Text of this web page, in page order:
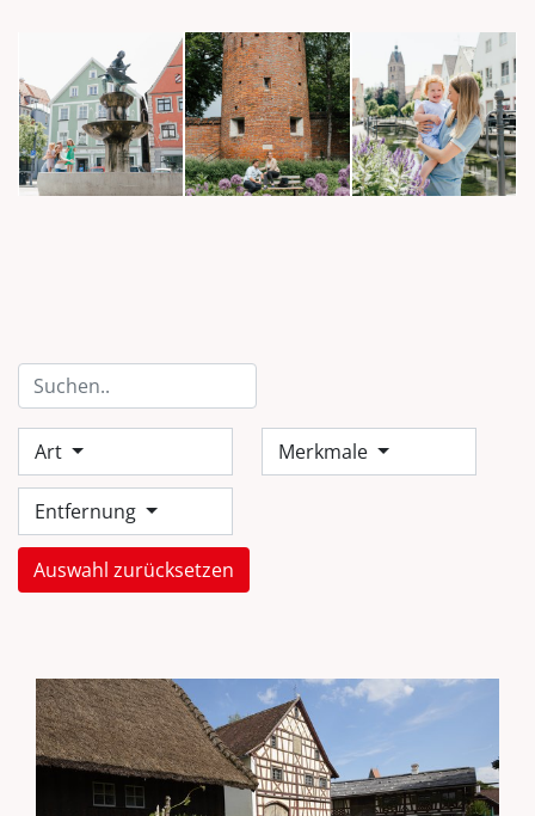
Art Merkmale
Entfernung
Auswahl zurücksetzen